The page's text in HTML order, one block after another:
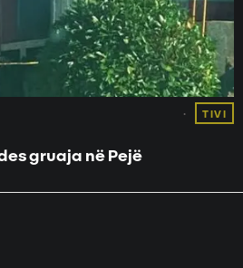
TIVI
gruaja në Pejë